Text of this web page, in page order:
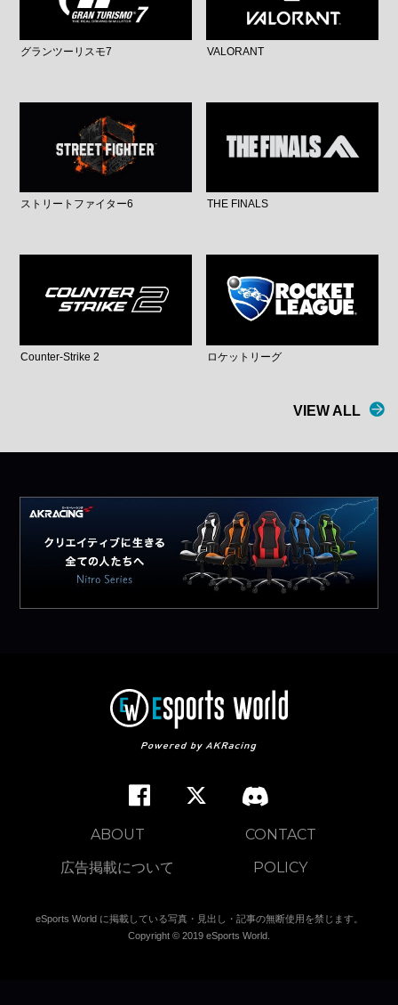
グランツーリスモ7 VALORANT
ストリートファイター6 THE FINALS
Counter-Strike 2 ロケットリーグ
VIEW ALL
ABOUT
CONTACT
広告掲載について
POLICY
eSports World に掲載している写真・見出し・記事の無断使用を禁じます。
Copyright © 2019 eSports World.